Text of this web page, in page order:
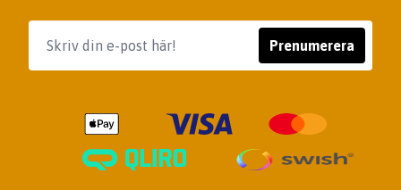
Prenumerera